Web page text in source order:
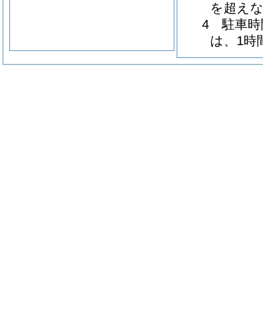
を超え
4 駐車時
は、1時